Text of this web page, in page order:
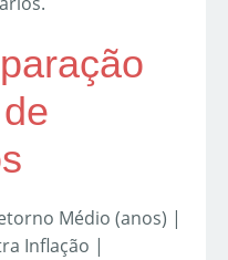
Médio (anos) |
Inflação |